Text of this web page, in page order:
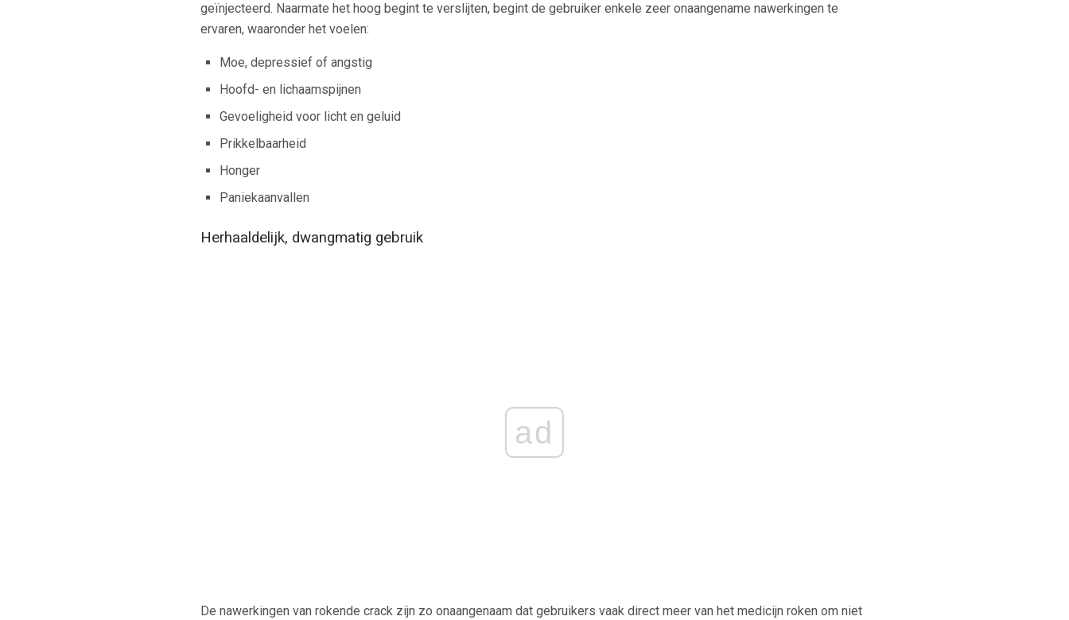
geïnjecteerd. Naarmate het hoog begint te verslijten, begint de gebruiker enkele zeer onaangename nawerkingen te
ervaren, waaronder het voelen:
Moe, depressief of angstig
Hoofd- en lichaamspijnen
Gevoeligheid voor licht en geluid
Prikkelbaarheid
Honger
Paniekaanvallen
Herhaaldelijk, dwangmatig gebruik
ad
De nawerkingen van rokende crack zijn zo onaangenaam dat gebruikers vaak direct meer van het medicijn roken om niet